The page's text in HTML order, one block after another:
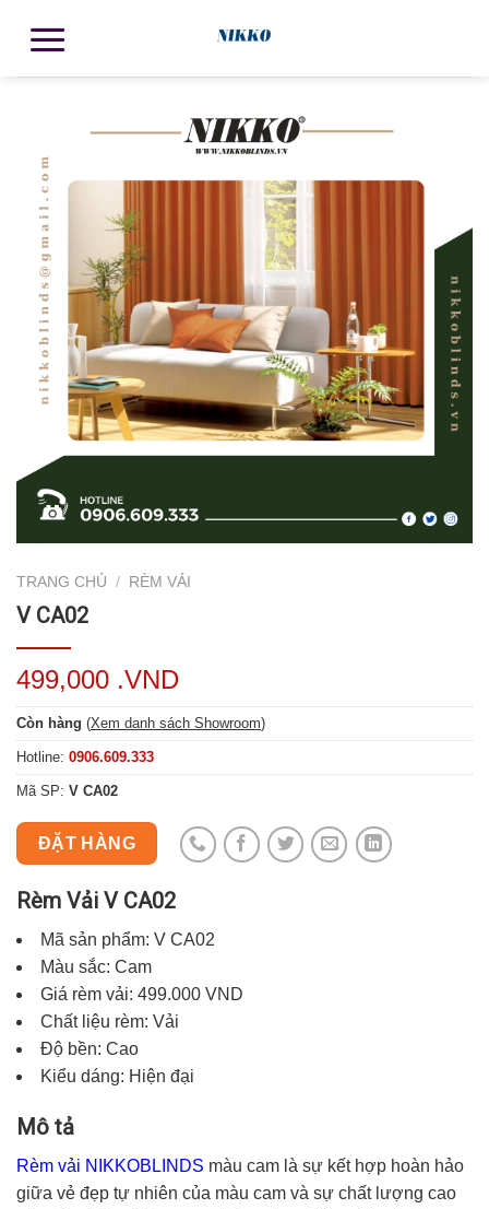
TRANG CHỦ / RÈM VẢI
V CA02
499,000 .VND
Còn hàng (Xem danh sách Showroom)
Hotline: 0906.609.333
Mã SP: V CA02
ĐẶT HÀNG
Rèm Vải V CA02
Mã sản phẩm: V CA02
Màu sắc: Cam
Giá rèm vải: 499.000 VND
Chất liệu rèm: Vải
Độ bền: Cao
Kiểu dáng: Hiện đại
Mô tả
Rèm vải NIKKOBLINDS màu cam là sự kết hợp hoàn hảo
giữa vẻ đẹp tự nhiên của màu cam và sự chất lượng cao